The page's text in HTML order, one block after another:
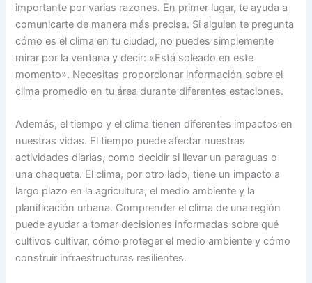
importante por varias razones. En primer lugar, te ayuda a
comunicarte de manera más precisa. Si alguien te pregunta
cómo es el clima en tu ciudad, no puedes simplemente
mirar por la ventana y decir: «Está soleado en este
momento». Necesitas proporcionar información sobre el
clima promedio en tu área durante diferentes estaciones.
Además, el tiempo y el clima tienen diferentes impactos en
nuestras vidas. El tiempo puede afectar nuestras
actividades diarias, como decidir si llevar un paraguas o
una chaqueta. El clima, por otro lado, tiene un impacto a
largo plazo en la agricultura, el medio ambiente y la
planificación urbana. Comprender el clima de una región
puede ayudar a tomar decisiones informadas sobre qué
cultivos cultivar, cómo proteger el medio ambiente y cómo
construir infraestructuras resilientes.